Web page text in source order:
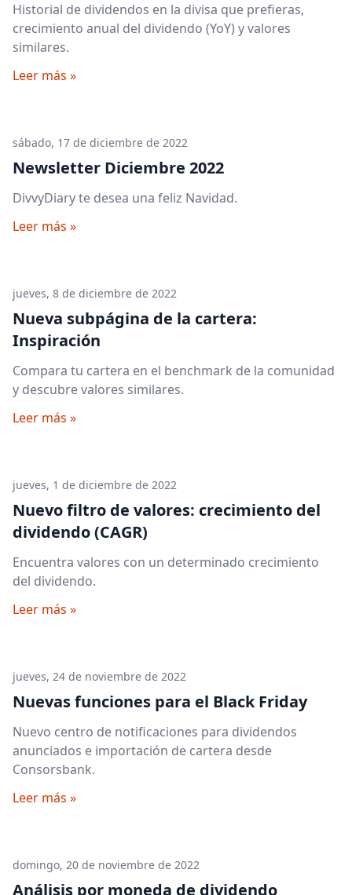
Historial de dividendos en la divisa que prefieras,
crecimiento anual del dividendo (YoY) y valores
similares.
Leer más »
sábado, 17 de diciembre de 2022
Newsletter Diciembre 2022
DivvyDiary te desea una feliz Navidad.
Leer más »
jueves, 8 de diciembre de 2022
Nueva subpágina de la cartera:
Inspiración
Compara tu cartera en el benchmark de la comunidad
y descubre valores similares.
Leer más »
jueves, 1 de diciembre de 2022
Nuevo filtro de valores: crecimiento del
dividendo (CAGR)
Encuentra valores con un determinado crecimiento
del dividendo.
Leer más »
jueves, 24 de noviembre de 2022
Nuevas funciones para el Black Friday
Nuevo centro de notificaciones para dividendos
anunciados e importación de cartera desde
Consorsbank.
Leer más »
domingo, 20 de noviembre de 2022
Análisis por moneda de dividendo